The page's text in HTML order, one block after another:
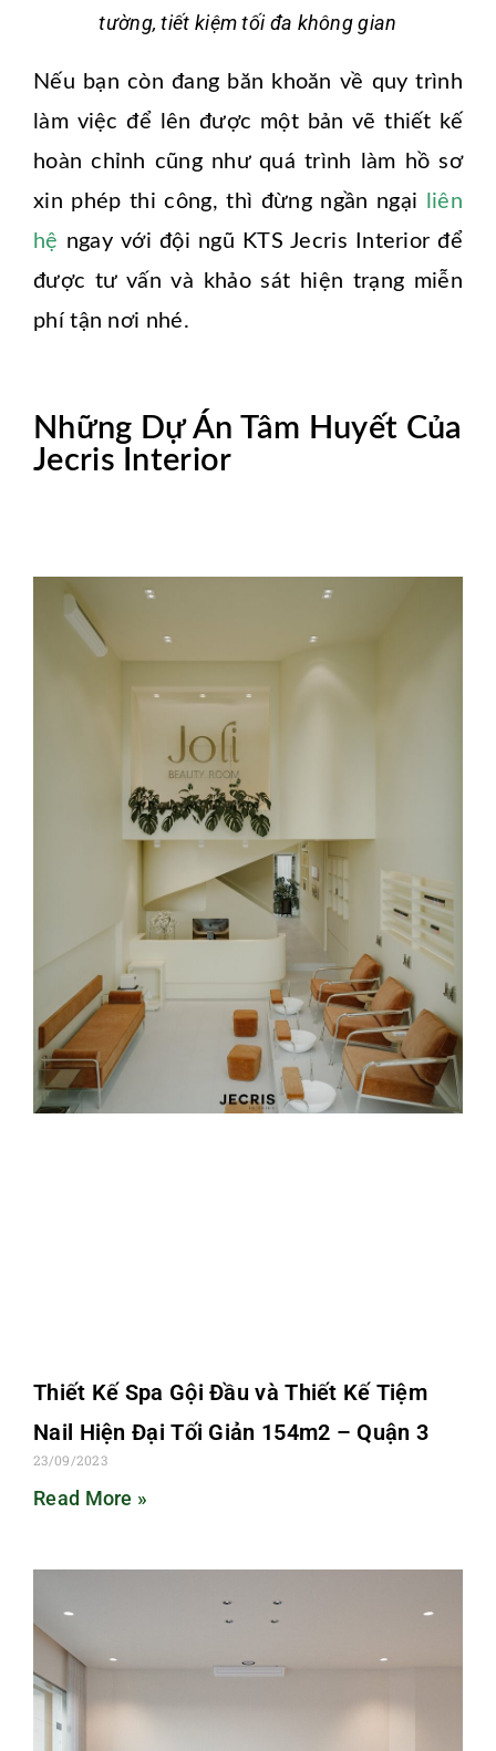
tường, tiết kiệm tối đa không gian
Nếu bạn còn đang băn khoăn về quy trình
làm việc để lên được một bản vẽ thiết kế
hoàn chỉnh cũng như quá trình làm hồ sơ
xin phép thi công, thì đừng ngần ngại
liên
hệ ngay với đội ngũ KTS Jecris Interior để
được tư vấn và khảo sát hiện trạng miễn
phí tận nơi nhé.
Những Dự Án Tâm Huyết Của
Jecris Interior
Thiết Kế Spa Gội Đầu và Thiết Kế Tiệm
Nail Hiện Đại Tối Giản 154m2 – Quận 3
23/09/2023
Read More »